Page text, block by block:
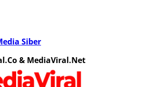
Siber
& MediaViral.Net